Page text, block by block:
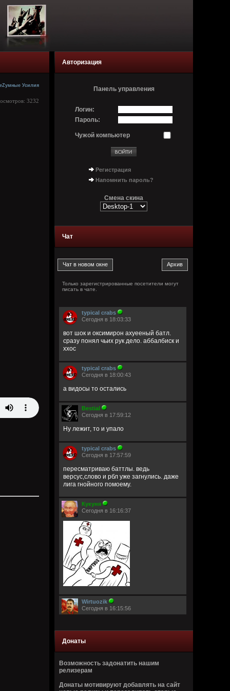
Усилия
3232
Авторизация
Панель управления
Логин:
Пароль:
Чужой компьютер
Регистрация
Напомнить пароль?
Смена скина
Чат
Только зарегистрированные посетители могут
писать в чате.
typical crabs
Сегодня в 18:03:33
вот шок и оксимирон ахуееный батл.
сразу понял чьих рук дело. аббалбиск и
ххос
typical crabs
Сегодня в 18:00:43
а видосы то остались
Bestial
Сегодня в 17:59:12
Ну лежит, то и упало
typical crabs
Сегодня в 17:57:59
пересматриваю баттлы. ведь
версус,слово и рбл уже загнулись. даже
лига гнойного помоему.
Кукуня
Сегодня в 16:16:37
Wirtuozik
Сегодня в 16:15:56
Странно, в моем детстве я думал ей
столько же. Получается она и не стареет
даже, ей все время 60
Кукуня
Сегодня в 16:15:29
Донаты
Возможность задонатить нашим
релизерам
Донаты мотивируют добавлять на сайт